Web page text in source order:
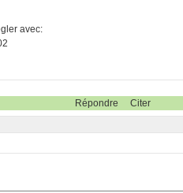
avec:
Répondre Citer